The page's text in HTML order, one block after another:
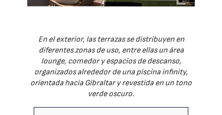
En el exterior, las terrazas se distribuyen en
diferentes zonas de uso, entre ellas un área
lounge, comedor y espacios de descanso,
organizados alrededor de una piscina infinity,
orientada hacia Gibraltar y revestida en un tono
verde oscuro.